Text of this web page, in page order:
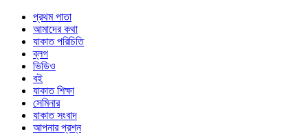
প্রথম পাতা
আমাদের কথা
যাকাত পরিচিতি
ব্লগ
ভিডিও
বই
যাকাত শিক্ষা
সেমিনার
যাকাত সংবাদ
আপনার প্রশ্ন